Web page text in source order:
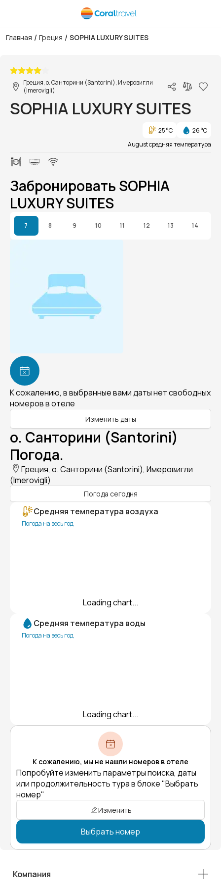
Главная / Греция / SOPHIA LUXURY SUITES
Греция, о. Санторини (Santorini), Имеровигли
(Imerovigli)
SOPHIA LUXURY SUITES
25 °C
26 °C
August средняя температура
Забронировать SOPHIA
LUXURY SUITES
7 8 9 10 11 12 13 14
К сожалению, в выбранные вами даты нет свободных
номеров в отеле
Изменить даты
о. Санторини (Santorini)
Погода.
Греция, о. Санторини (Santorini), Имеровигли
(Imerovigli)
Погода сегодня
Средняя температура воздуха
Погода на весь год
Loading chart...
Средняя температура воды
Погода на весь год
Loading chart...
К сожалению, мы не нашли номеров в отеле
Попробуйте изменить параметры поиска, даты
или продолжительность тура в блоке "Выбрать
номер"
Изменить
Выбрать номер
Компания